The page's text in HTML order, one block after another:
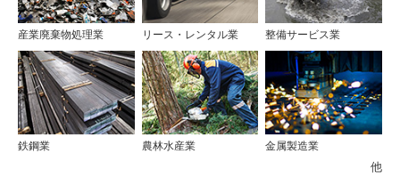
産業廃棄物処理業 リース・レンタル業 整備サービス業
鉄鋼業 農林水産業 金属製造業
他